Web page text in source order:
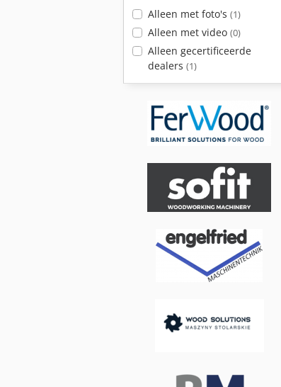
Alleen met foto's (1)
Alleen met video (0)
Alleen gecertificeerde
dealers (1)